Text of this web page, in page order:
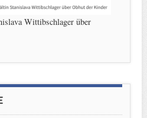
Wittibschlager über